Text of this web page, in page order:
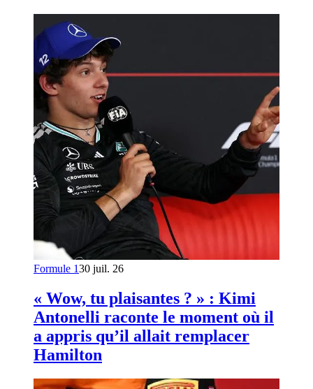
Formule 130 juil. 26
« Wow, tu plaisantes ? » : Kimi
Antonelli raconte le moment où il
a appris qu’il allait remplacer
Hamilton